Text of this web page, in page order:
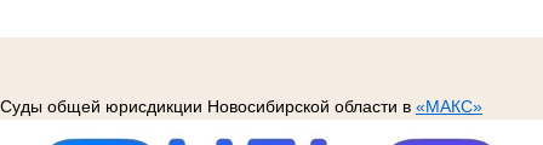
Суды общей юрисдикции Новосибирской области в «МАКС»